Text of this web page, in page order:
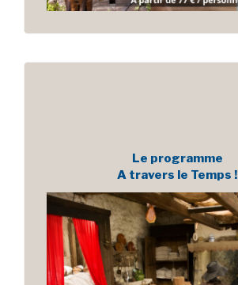
Le programme
A travers le Temps !